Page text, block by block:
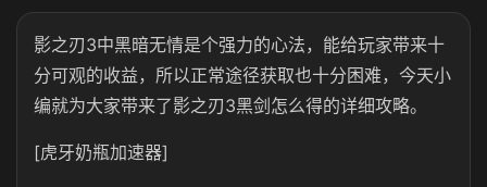
影之刃3中黑暗无情是个强力的心法，能给玩家带来十
分可观的收益，所以正常途径获取也十分困难，今天小
编就为大家带来了影之刃3黑剑怎么得的详细攻略。
[虎牙奶瓶加速器]